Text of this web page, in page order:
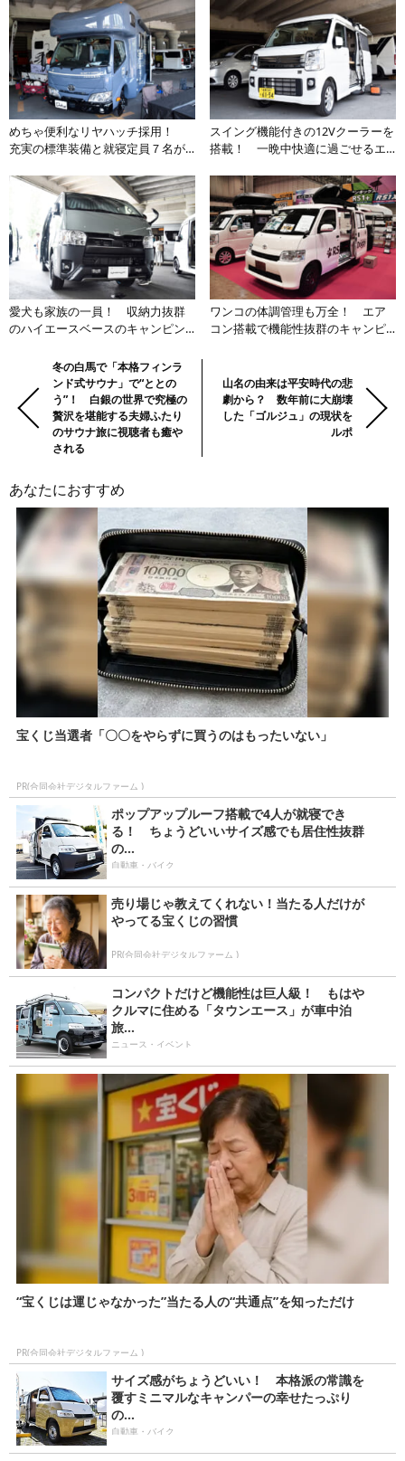
めちゃ便利なリヤハッチ採用！
充実の標準装備と就寝定員７名が
スイング機能付きの12Vクーラーを
搭載！ 一晩中快適に過ごせるエ
グカーの実力とは
愛犬も家族の一員！ 収納力抜群
のハイエースベースのキャンピン
ワンコの体調管理も万全！ エア
コン搭載で機能性抜群のキャンピ
記
事・
記
事
Previous:冬の白馬で「本格フィンラ
ンド式サウナ」で“ととの
う”！ 白銀の世界で究極の
贅沢を堪能する夫婦ふたり
のサウナ旅に視聴者も癒や
される
山名の由来は平安時代の悲
劇から？ 数年前に大崩壊
した「ゴルジュ」の現状を
ルポ
あなたにおすすめ
宝くじ当選者「〇〇をやらずに買うのはもったいない」
PR(合同会社デジタルファーム )
ポップアップルーフ搭載で4人が就寝でき
る！ ちょうどいいサイズ感でも居住性抜群
の...
自動車・バイク
売り場じゃ教えてくれない！当たる人だけが
やってる宝くじの習慣
PR(合同会社デジタルファーム )
コンパクトだけど機能性は巨人級！ もはや
クルマに住める「タウンエース」が車中泊
旅...
ニュース・イベント
“宝くじは運じゃなかった”当たる人の“共通点”を知っただけ
PR(合同会社デジタルファーム )
サイズ感がちょうどいい！ 本格派の常識を
覆すミニマルなキャンパーの幸せたっぷり
の...
自動車・バイク